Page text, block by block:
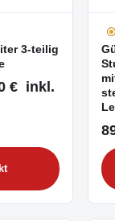
3-teilig
€ inkl.